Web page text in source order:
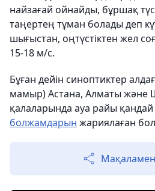
найзағай ойнайды, бұршақ
таңертең тұман болады деп
шығыстан, оңтүстіктен жел
15-18 м/с.
Бұған дейін синоптиктер
мамыр) Астана, Алматы және
қалаларында ауа райы
болжамдарын жариялаған
Мақаламен